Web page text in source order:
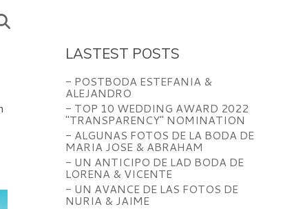
LASTEST POSTS
- POSTBODA ESTEFANIA &
ALEJANDRO
- TOP 10 WEDDING AWARD 2022
"TRANSPARENCY" NOMINATION
- ALGUNAS FOTOS DE LA BODA DE
MARIA JOSE & ABRAHAM
- UN ANTICIPO DE LAD BODA DE
LORENA & VICENTE
- UN AVANCE DE LAS FOTOS DE
NURIA & JAIME